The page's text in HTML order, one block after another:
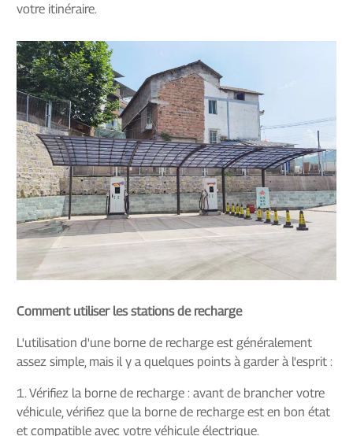
votre itinéraire.
Comment utiliser les stations de recharge
L'utilisation d'une borne de recharge est généralement
assez simple, mais il y a quelques points à garder à l'esprit :
1. Vérifiez la borne de recharge : avant de brancher votre
véhicule, vérifiez que la borne de recharge est en bon état
et compatible avec votre véhicule électrique.